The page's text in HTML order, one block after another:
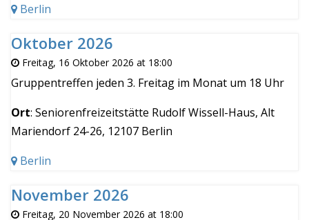
Berlin
Oktober 2026
Freitag, 16 Oktober 2026 at 18:00
Gruppentreffen jeden 3. Freitag im Monat um 18 Uhr
Ort: Seniorenfreizeitstätte Rudolf Wissell-Haus, Alt
Mariendorf 24-26, 12107 Berlin
Berlin
November 2026
Freitag, 20 November 2026 at 18:00